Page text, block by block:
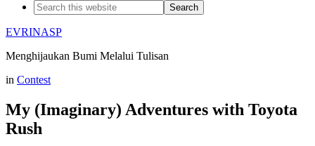
EVRINASP
Menghijaukan Bumi Melalui Tulisan
in Contest
My (Imaginary) Adventures with Toyota
Rush